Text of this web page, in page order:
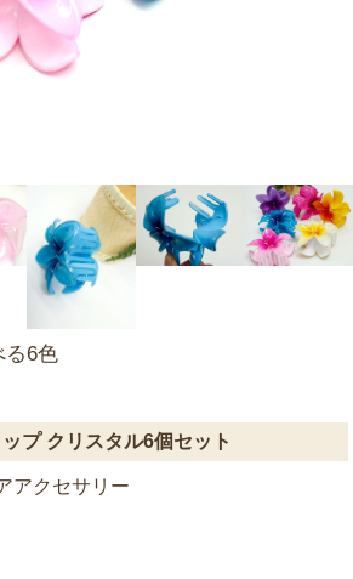
る6色
プ クリスタル6個セット
アクセサリー